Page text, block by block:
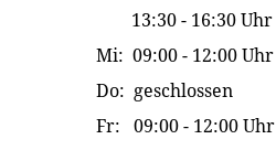
13:30 - 16:30 Uhr
Mi: 09:00 - 12:00 Uhr
Do: geschlossen
Fr: 09:00 - 12:00 Uhr